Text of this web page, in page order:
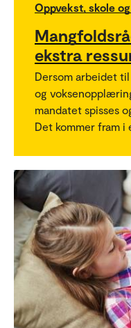
Oppvekst, skole
ekstra
Dersom arbeidet
og
mandatet spisses
Det kommer fram i